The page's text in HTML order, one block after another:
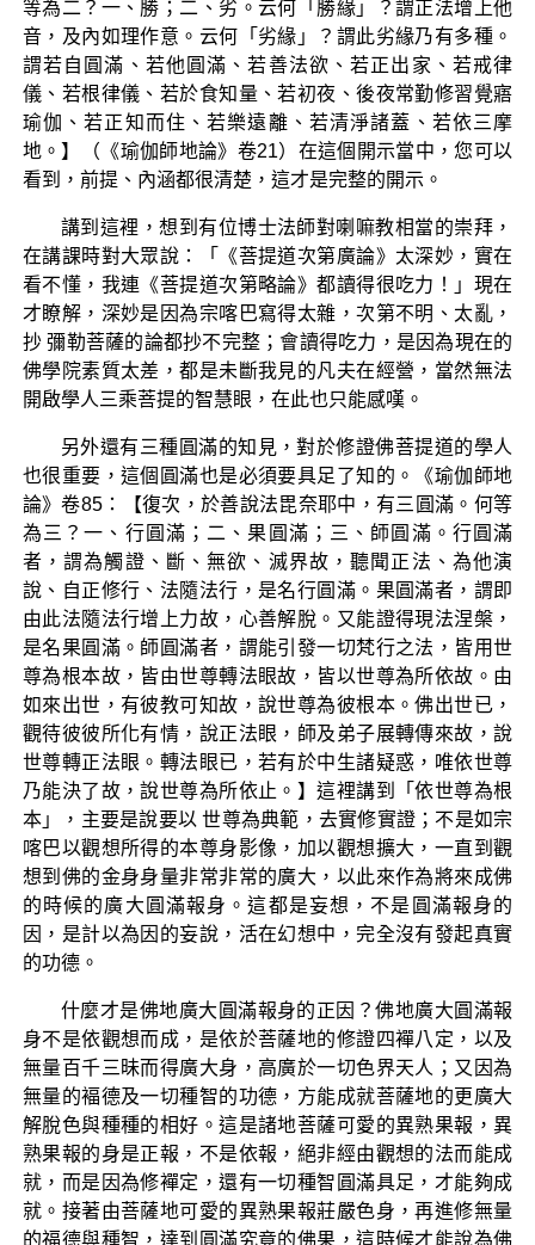
等為二？一、勝；二、劣。云何「勝緣」？謂正法增上他
音，及內如理作意。云何「劣緣」？謂此劣緣乃有多種。
謂若自圓滿、若他圓滿、若善法欲、若正出家、若戒律
儀、若根律儀、若於食知量、若初夜、後夜常勤修習覺寤
瑜伽、若正知而住、若樂遠離、若清淨諸蓋、若依三摩
地。】（《瑜伽師地論》卷21）在這個開示當中，您可以
看到，前提、內涵都很清楚，這才是完整的開示。
講到這裡，想到有位博士法師對喇嘛教相當的崇拜，
在講課時對大眾說：「《菩提道次第廣論》太深妙，實在
看不懂，我連《菩提道次第略論》都讀得很吃力！」現在
才瞭解，深妙是因為宗喀巴寫得太雜，次第不明、太亂，
抄 彌勒菩薩的論都抄不完整；會讀得吃力，是因為現在的
佛學院素質太差，都是未斷我見的凡夫在經營，當然無法
開啟學人三乘菩提的智慧眼，在此也只能感嘆。
另外還有三種圓滿的知見，對於修證佛菩提道的學人
也很重要，這個圓滿也是必須要具足了知的。《瑜伽師地
論》卷85：【復次，於善說法毘奈耶中，有三圓滿。何等
為三？一、行圓滿；二、果圓滿；三、師圓滿。行圓滿
者，謂為觸證、斷、無欲、滅界故，聽聞正法、為他演
說、自正修行、法隨法行，是名行圓滿。果圓滿者，謂即
由此法隨法行增上力故，心善解脫。又能證得現法涅槃，
是名果圓滿。師圓滿者，謂能引發一切梵行之法，皆用世
尊為根本故，皆由世尊轉法眼故，皆以世尊為所依故。由
如來出世，有彼教可知故，說世尊為彼根本。佛出世已，
觀待彼彼所化有情，說正法眼，師及弟子展轉傳來故，說
世尊轉正法眼。轉法眼已，若有於中生諸疑惑，唯依世尊
乃能決了故，說世尊為所依止。】這裡講到「依世尊為根
本」，主要是說要以 世尊為典範，去實修實證；不是如宗
喀巴以觀想所得的本尊身影像，加以觀想擴大，一直到觀
想到佛的金身身量非常非常的廣大，以此來作為將來成佛
的時候的廣大圓滿報身。這都是妄想，不是圓滿報身的
因，是計以為因的妄說，活在幻想中，完全沒有發起真實
的功德。
什麼才是佛地廣大圓滿報身的正因？佛地廣大圓滿報
身不是依觀想而成，是依於菩薩地的修證四襌八定，以及
無量百千三昧而得廣大身，高廣於一切色界天人；又因為
無量的褔德及一切種智的功德，方能成就菩薩地的更廣大
解脫色與種種的相好。這是諸地菩薩可愛的異熟果報，異
熟果報的身是正報，不是依報，絕非經由觀想的法而能成
就，而是因為修襌定，還有一切種智圓滿具足，才能夠成
就。接著由菩薩地可愛的異熟果報莊嚴色身，再進修無量
的福德與種智，達到圓滿究竟的佛果，這時候才能說為佛